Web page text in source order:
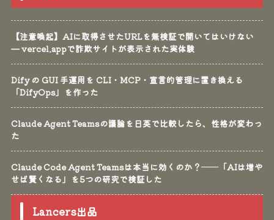
【注意喚起】AIに取得させたURLを無検証で開いてはいけない
— vercel.appで詐欺サイトが表示された実体験
Dify の GUI 手運用を CLI・MCP・宣言的管理に置き換える
「DifyOps」を作った
Claude Agent Teamsの議論を日英で比較したら、性格が変わっ
た
Claude Code Agent Teamsは本当に効くのか？──「AIは増や
せば賢くなる」を5つの研究で検証した
Lancers出品